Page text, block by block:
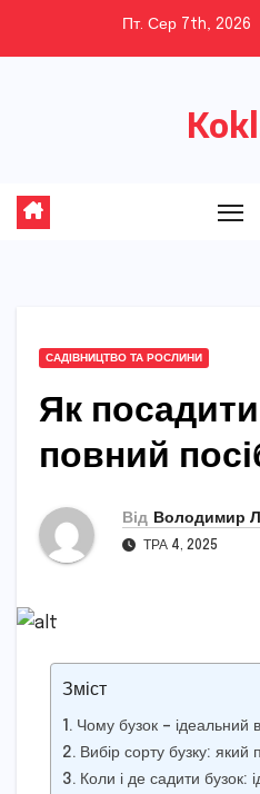
Пт. Сер 7th, 2026
САДІВНИЦТВО ТА РОСЛИНИ
Як
повний
Від Володимир
ТРА 4, 2025
Зміст
Чому бузок – ідеальний
Вибір сорту бузку: який
Коли і де садити бузок: